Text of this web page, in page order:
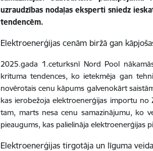
uzraudzības nodaļas eksperti sniedz
tendencēm.
Elektroenerģijas cenām biržā gan
2025.gada 1.ceturksnī Nord Pool
krituma tendences, ko ietekmēja gan
novērotais cenu kāpums galvenokārt
kas ierobežoja elektroenerģijas importu no
tam, marts nesa cenu samazinājumu, ko
pieaugums, kas palielināja elektroenerģijas
Elektroenerģijas tirgotāja un līguma